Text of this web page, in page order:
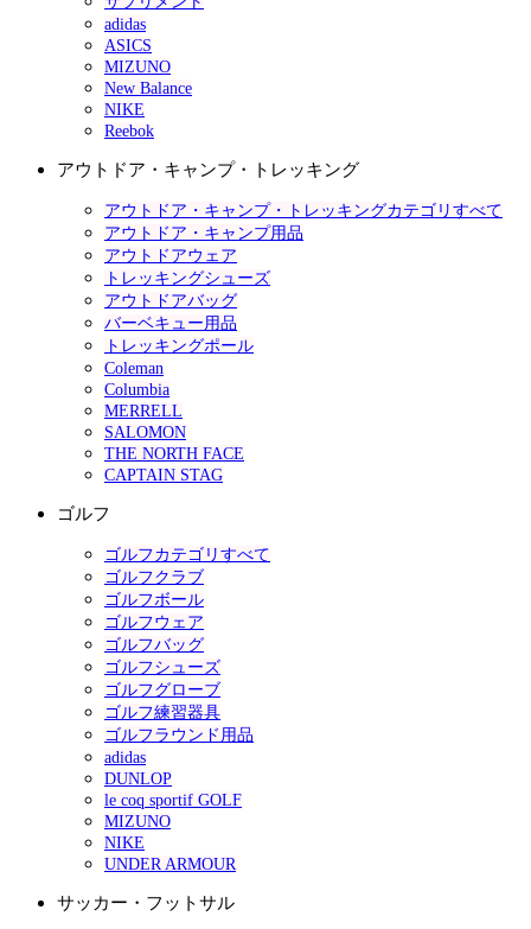
adidas
ASICS
MIZUNO
New Balance
NIKE
Reebok
アウトドア・キャンプ・トレッキング
アウトドア・キャンプ・トレッキングカテゴリすべて
アウトドア・キャンプ用品
アウトドアウェア
トレッキングシューズ
アウトドアバッグ
バーベキュー用品
トレッキングポール
Coleman
Columbia
MERRELL
SALOMON
THE NORTH FACE
CAPTAIN STAG
ゴルフ
ゴルフカテゴリすべて
ゴルフクラブ
ゴルフボール
ゴルフウェア
ゴルフバッグ
ゴルフシューズ
ゴルフグローブ
ゴルフ練習器具
ゴルフラウンド用品
adidas
DUNLOP
le coq sportif GOLF
MIZUNO
NIKE
UNDER ARMOUR
サッカー・フットサル